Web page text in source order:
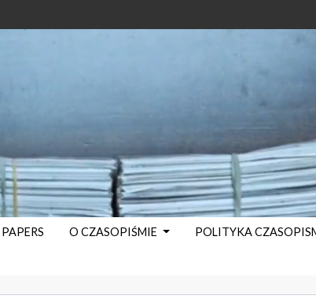
O CZASOPIŚMIE POLITYKA